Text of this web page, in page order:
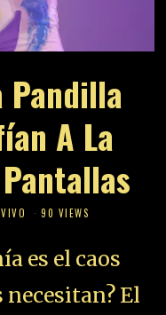
A La
90 VIEWS
es el caos
El